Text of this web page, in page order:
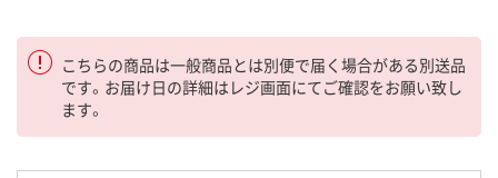
こちらの商品は一般商品とは別便で届く場合がある別送品
です。お届け日の詳細はレジ画面にてご確認をお願い致し
ます。